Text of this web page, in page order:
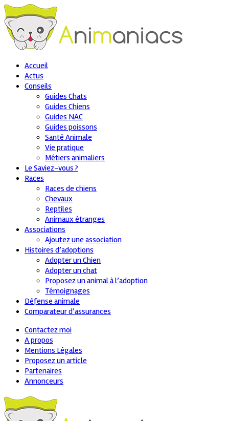
Accueil
Actus
Conseils
Guides Chats
Guides Chiens
Guides NAC
Guides poissons
Santé Animale
Vie pratique
Métiers animaliers
Le Saviez-vous ?
Races
Races de chiens
Chevaux
Reptiles
Animaux étranges
Associations
Ajoutez une association
Histoires d’adoptions
Adopter un Chien
Adopter un chat
Proposez un animal à l’adoption
Témoignages
Défense animale
Comparateur d’assurances
Contactez moi
A propos
Mentions Légales
Proposez un article
Partenaires
Annonceurs